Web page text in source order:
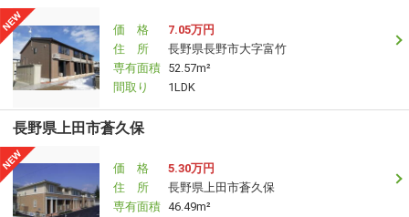
価 格
7.05万円
住 所
長野県長野市大字富竹
専有面積 52.57m²
間取り
1LDK
長野県上田市蒼久保
価 格
5.30万円
住 所
長野県上田市蒼久保
専有面積 46.49m²